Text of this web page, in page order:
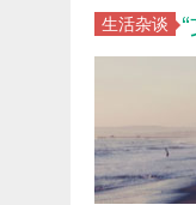
生活杂谈